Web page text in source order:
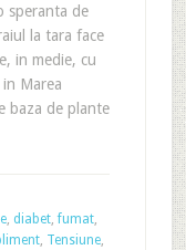
speranta de
la tara face
in medie, cu
Marea
baza de plante
, diabet,fumat,
, Tensiune,